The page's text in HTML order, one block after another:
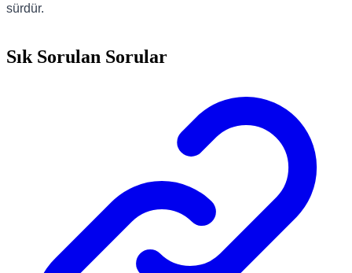
sürdür.
Sık Sorulan Sorular